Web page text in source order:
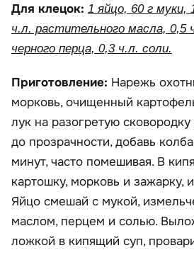
Для клецок: 1 яйцо, 60 г муки,
ч.л. растительного масла, 0,5
черного перца, 0,3 ч.л. соли.
Приготовление: Нарежь
морковь, очищенный
лук на разогретую
до прозрачности, добавь
минут, часто помешивая. В
картошку, морковь и зажарку,
Яйцо смешай с мукой,
маслом, перцем и солью.
ложкой в кипящий суп,